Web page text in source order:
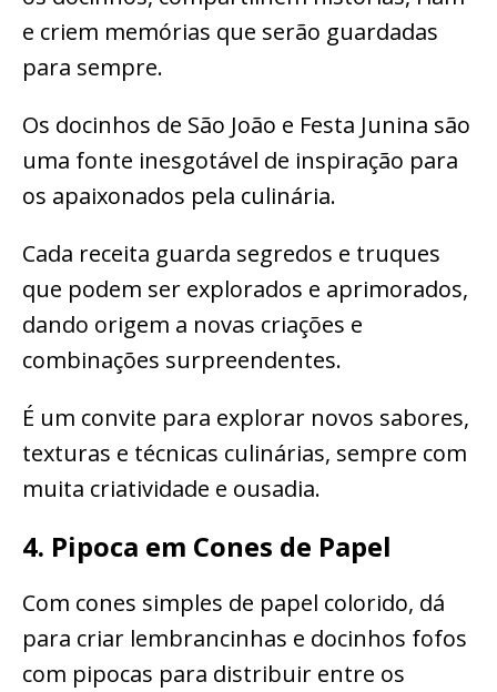
e criem memórias que serão guardadas
para sempre.
Os docinhos de São João e Festa Junina são
uma fonte inesgotável de inspiração para
os apaixonados pela culinária.
Cada receita guarda segredos e truques
que podem ser explorados e aprimorados,
dando origem a novas criações e
combinações surpreendentes.
É um convite para explorar novos sabores,
texturas e técnicas culinárias, sempre com
muita criatividade e ousadia.
4. Pipoca em Cones de Papel
Com cones simples de papel colorido, dá
para criar lembrancinhas e docinhos fofos
com pipocas para distribuir entre os